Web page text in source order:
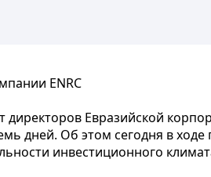
ENRC
Евразийской
дней. Об этом сегодня в ходе
инвестиционного